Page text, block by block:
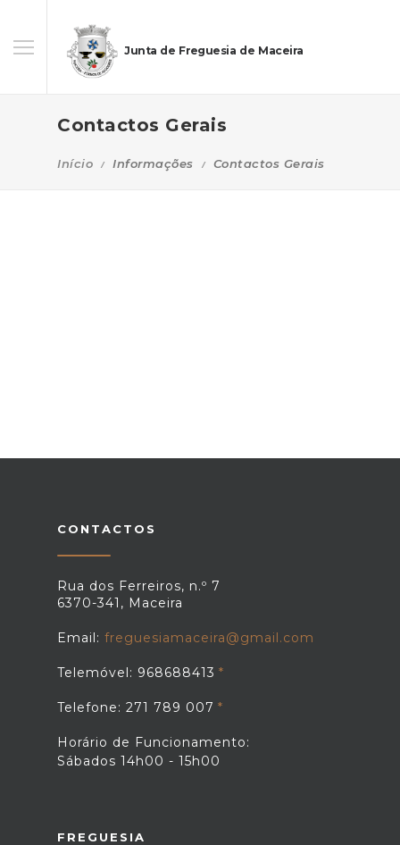
Junta de Freguesia de Maceira
Contactos Gerais
Início Informações Contactos Gerais
CONTACTOS
Rua dos Ferreiros, n.º 7
6370-341, Maceira
Email: freguesiamaceira@gmail.com
Telemóvel: 968688413
Telefone: 271 789 007
Horário de Funcionamento:
Sábados 14h00 - 15h00
FREGUESIA